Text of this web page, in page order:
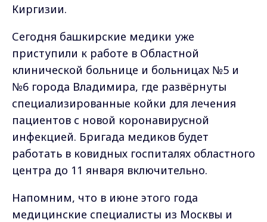
Киргизии.
Сегодня башкирские медики уже
приступили к работе в Областной
клинической больнице и больницах №5 и
№6 города Владимира, где развёрнуты
специализированные койки для лечения
пациентов с новой коронавирусной
инфекцией. Бригада медиков будет
работать в ковидных госпиталях областного
центра до 11 января включительно.
Напомним, что в июне этого года
медицинские специалисты из Москвы и